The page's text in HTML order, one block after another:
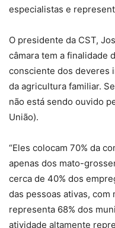
especialistas e
O presidente da CST,
câmara tem a finalidade
consciente dos deveres
da agricultura familiar.
não está sendo ouvido
União).
“Eles colocam 70% da
apenas dos mato-
cerca de 40% dos
das pessoas ativas,
representa 68% dos
atividade altamente